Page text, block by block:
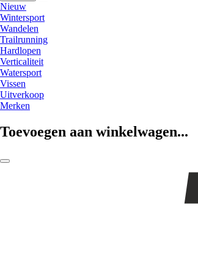
Nieuw
Wintersport
Wandelen
Trailrunning
Hardlopen
Verticaliteit
Watersport
Vissen
Uitverkoop
Merken
Toevoegen aan winkelwagen...